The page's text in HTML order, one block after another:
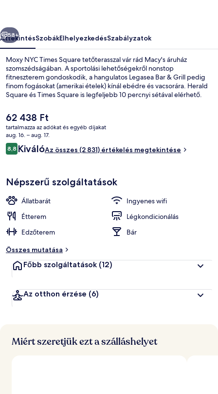
Következő
58+
ÁttekintésSzobákElhelyezkedésSzabályzatok
Moxy NYC Times Square tetőterasszal vár rád Macy's áruház
szomszédságában. A sportolási lehetőségekről nonstop
fitneszterem gondoskodik, a hangulatos Legasea Bar & Grill pedig
finom fogásokat (amerikai ételek) kínál ebédre és vacsorára. Herald
Square és Times Square is legfeljebb 10 percnyi sétával elérhető.
elhelyezkedés, városnézési lehetőség és a tömegközlekedés
közelsége: 34 St.-Penn metróállomás (Fashion Av.) mindössze 3
perc, 34 St. metróállomás (Herald Square) pedig 3 perc séta.
A
jelenlegi
ár
62 438 Ft
62 438 Ft
tartalmazza az adókat és egyéb díjakat
aug. 16. – aug. 17.
Értékelések
8,88,8 ennyiből: 10
KiválóAz összes (2 831) értékelés megtekintése
Népszerű szolgáltatások
Állatbarát
Ingyenes wifi
Étterem
Légkondicionálás
Edzőterem
Bár
Összes mutatása
Főbb szolgáltatások (12)
Az otthon érzése (6)
Miért szeretjük ezt a szálláshelyet